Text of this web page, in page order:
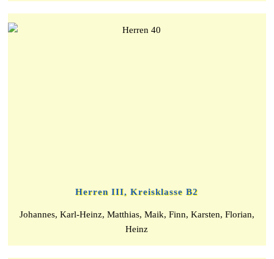
Herren III, Kreisklasse B2
Johannes, Karl-Heinz, Matthias, Maik, Finn, Karsten, Florian,
Heinz